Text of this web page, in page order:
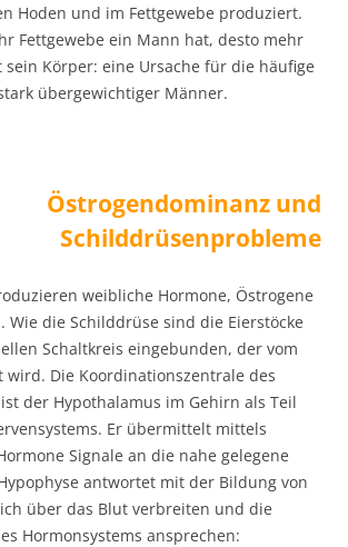
Hoden und im Fettgewebe produziert.
Fettgewebe ein Mann hat, desto mehr
sein Körper: eine Ursache für die häufige
übergewichtiger Männer.
Östrogendominanz und
Schilddrüsenprobleme
weibliche Hormone, Östrogene
Wie die Schilddrüse sind die Eierstöcke
Schaltkreis eingebunden, der vom
wird. Die Koordinationszentrale des
der Hypothalamus im Gehirn als Teil
Er übermittelt mittels
Signale an die nahe gelegene
antwortet mit der Bildung von
über das Blut verbreiten und die
Hormonsystems ansprechen: